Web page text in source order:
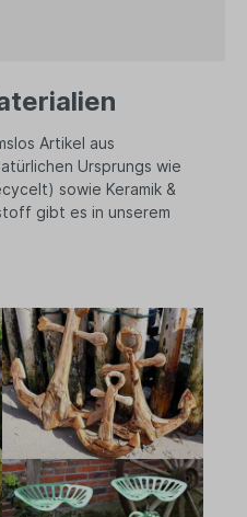
Artikel aus
Ursprungs wie
sowie Keramik &
gibt es in unserem